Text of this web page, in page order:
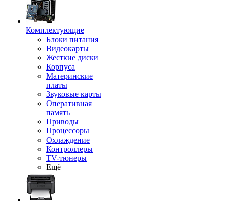
Комплектующие
Блоки питания
Видеокарты
Жесткие диски
Корпуса
Материнские
платы
Звуковые карты
Оперативная
память
Приводы
Процессоры
Охлаждение
Контроллеры
TV-тюнеры
Ещё